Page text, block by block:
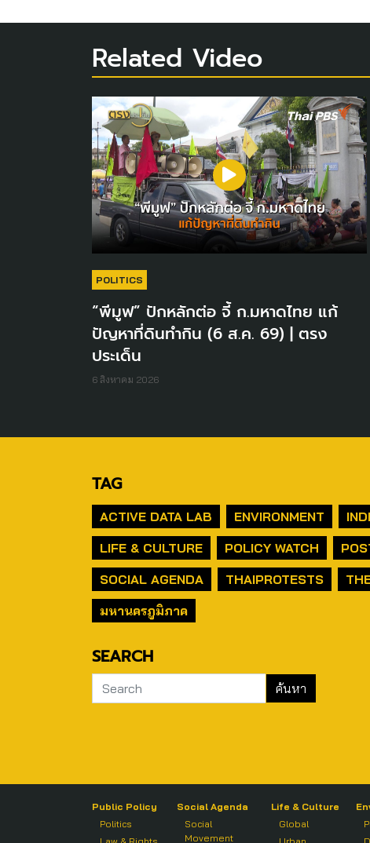
Related Video
POLITICS
“พีมูฟ” ปักหลักต่อ จี้ ก.มหาดไทย แก้
ปัญหาที่ดินทำกิน (6 ส.ค. 69) | ตรง
ประเด็น
6 สิงหาคม 2026
TAG
ACTIVE DATA LAB ENVIRONMENT
LIFE & CULTURE
POLICY WATCH
SOCIAL AGENDA
THAIPROTESTS
มหานครภูมิภาค
SEARCH
Public Policy
Politics
Social Agenda
Social
Movement
Life & Culture
Global